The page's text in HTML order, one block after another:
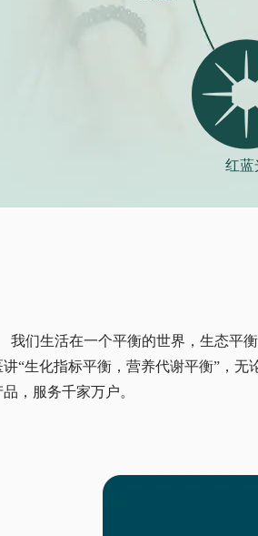
红蓝
们生活在一个平衡的世界，生态平衡
讲“生化指标平衡，营养代谢平衡”，
品，服务千家万户。